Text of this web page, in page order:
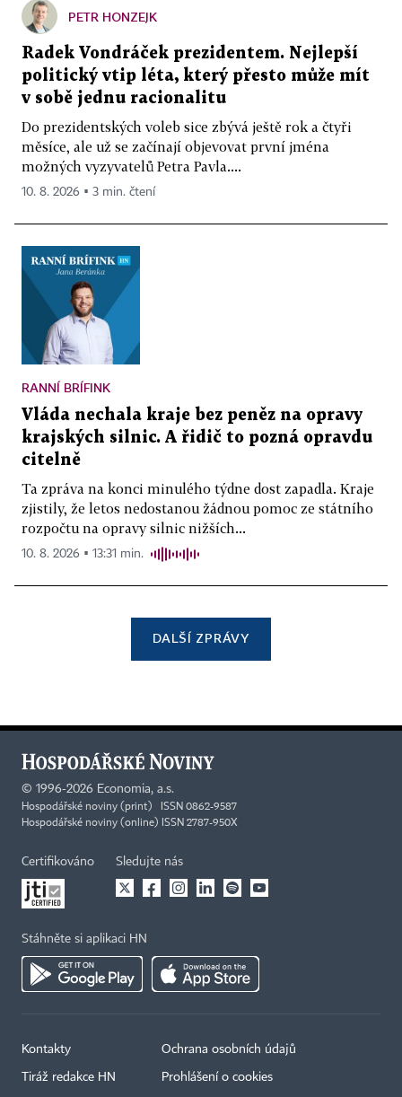
PETR HONZEJK
Radek Vondráček prezidentem. Nejlepší
politický vtip léta, který přesto může mít
v sobě jednu racionalitu
Do prezidentských voleb sice zbývá ještě rok a čtyři
měsíce, ale už se začínají objevovat první jména
možných vyzyvatelů Petra Pavla....
10. 8. 2026 ▪ 3 min. čtení
RANNÍ BRÍFINK
Vláda nechala kraje bez peněz na opravy
krajských silnic. A řidič to pozná opravdu
citelně
Ta zpráva na konci minulého týdne dost zapadla. Kraje
zjistily, že letos nedostanou žádnou pomoc ze státního
rozpočtu na opravy silnic nižších...
10. 8. 2026 ▪ 13:31 min.
DALŠÍ ZPRÁVY
© 1996-2026 Economia, a.s.
Hospodářské noviny (print) ISSN 0862-9587
Hospodářské noviny (online) ISSN 2787-950X
Certifikováno Sledujte nás
Stáhněte si aplikaci HN
Kontakty
Tiráž redakce HN
Ochrana osobních údajů
Prohlášení o cookies